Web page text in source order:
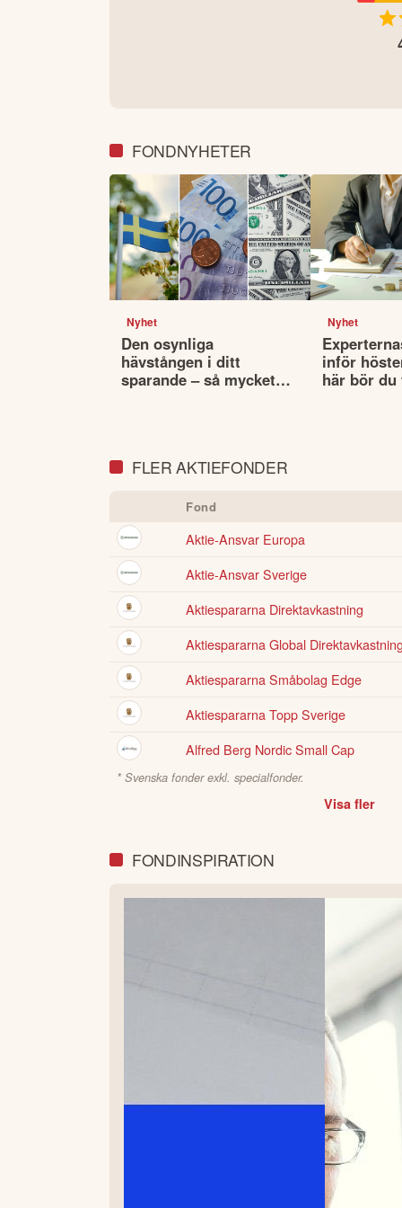
FONDNYHETER
Nyhet
Den osynliga
hävstången i ditt
sparande – så mycket
Nyhet
inför
här bör du
FLER AKTIEFONDER
Fond
Aktie-Ansvar Europa
Aktie-Ansvar Sverige
Aktiespararna Direktavkastning
Aktiespararna Global
Aktiespararna Småbolag Edge
Aktiespararna Topp Sverige
Alfred Berg Nordic Small Cap
* Svenska fonder exkl. specialfonder.
Visa fler
FONDINSPIRATION